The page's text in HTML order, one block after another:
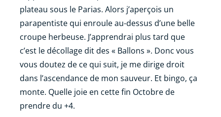
plateau sous le Parias. Alors j’aperçois un
parapentiste qui enroule au-dessus d’une belle
croupe herbeuse. J’apprendrai plus tard que
c’est le décollage dit des « Ballons ». Donc vous
vous doutez de ce qui suit, je me dirige droit
dans l’ascendance de mon sauveur. Et bingo, ça
monte. Quelle joie en cette fin Octobre de
prendre du +4.